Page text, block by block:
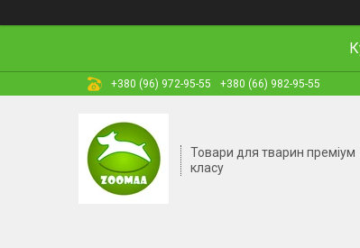
+380 (96) 972-95-55 +380 (66) 982-95-55
Товари для тварин преміум
класу